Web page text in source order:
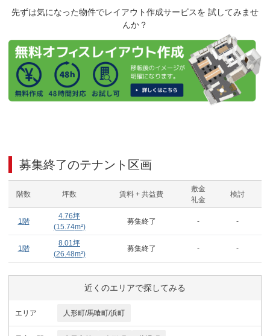
先ずは気になった物件でレイアウト作成サービスを 試してみませ
んか？
募集終了のテナント区画
階数 坪数 賃料 + 共益費
敷金
礼金
検討
1階
4.76坪
(15.74m²)
募集終了 - -
1階
8.01坪
(26.48m²)
募集終了 - -
近くのエリアで探してみる
エリア 人形町/馬喰町/浜町